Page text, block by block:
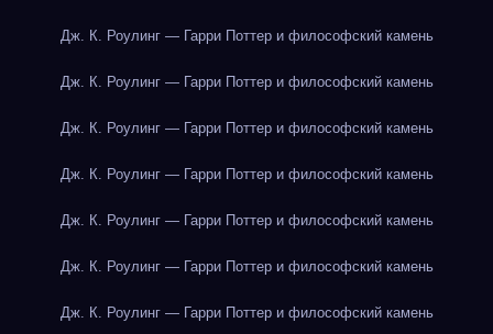
Дж. К. Роулинг — Гарри Поттер и философский камень
Дж. К. Роулинг — Гарри Поттер и философский камень
Дж. К. Роулинг — Гарри Поттер и философский камень
Дж. К. Роулинг — Гарри Поттер и философский камень
Дж. К. Роулинг — Гарри Поттер и философский камень
Дж. К. Роулинг — Гарри Поттер и философский камень
Дж. К. Роулинг — Гарри Поттер и философский камень